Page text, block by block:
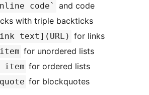
code`
and code
with triple backticks
text](URL) for links
for unordered lists
item for ordered lists
for blockquotes